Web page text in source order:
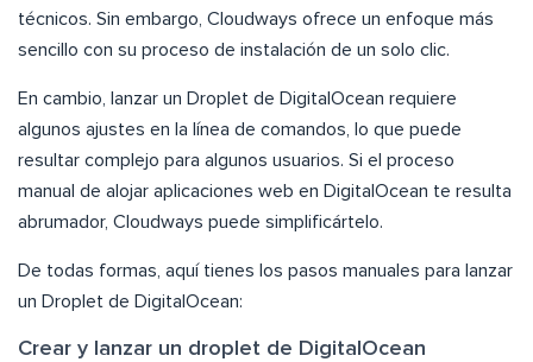
técnicos. Sin embargo, Cloudways ofrece un enfoque más
sencillo con su proceso de instalación de un solo clic.
En cambio, lanzar un Droplet de DigitalOcean requiere
algunos ajustes en la línea de comandos, lo que puede
resultar complejo para algunos usuarios. Si el proceso
manual de alojar aplicaciones web en DigitalOcean te resulta
abrumador, Cloudways puede simplificártelo.
De todas formas, aquí tienes los pasos manuales para lanzar
un Droplet de DigitalOcean:
Crear y lanzar un droplet de DigitalOcean